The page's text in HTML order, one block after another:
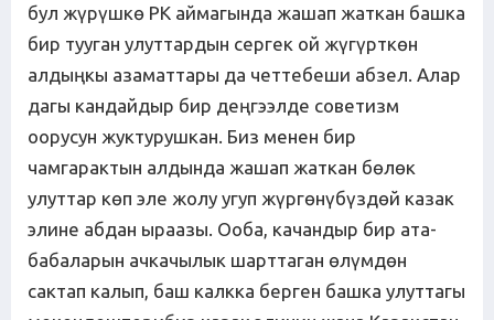
бул жүрүшкө РК аймагында жашап жаткан башка
бир тууган улуттардын сергек ой жүгүрткөн
алдыңкы азаматтары да четтебеши абзел. Алар
дагы кандайдыр бир деңгээлде советизм
оорусун жуктурушкан. Биз менен бир
чамгарактын алдында жашап жаткан бөлөк
улуттар көп эле жолу угуп жүргөнүбүздөй казак
элине абдан ыраазы. Ооба, качандыр бир ата-
бабаларын ачкачылык шарттаган өлүмдөн
сактап калып, баш калкка берген башка улуттагы